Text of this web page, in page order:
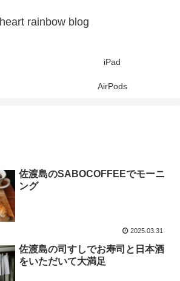
heart rainbow blog
iPad
AirPods
佐渡島のSABOCOFFEEでモーニ
ング
2025.03.31
佐渡島の司すしでお寿司と日本酒
をいただいて大満足